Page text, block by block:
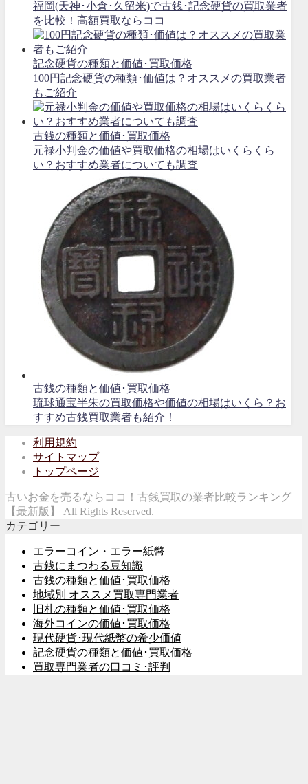
福岡(天神･小倉･久留米)で古銭･記念硬貨の買取業者
を比較！高額買取ならココ
記念硬貨の種類と価値･買取価格
100円記念硬貨の種類･価値は？オススメの買取業者
もご紹介
古銭の種類と価値･買取価格
元禄小判金の価値や買取価格の相場はいくらくら
い？おすすめ業者についても調査
古銭の種類と価値･買取価格
琉球通宝半朱の買取価格や価値の相場はいくら？お
すすめ古銭買取業者も紹介！
利用規約
サイトマップ
トップページ
古いお金を売るならココ！古銭買取の業者比較ランキング
【最新版】 All Rights Reserved.
カテゴリー
エラーコイン・エラー紙幣
古銭にまつわる豆知識
古銭の種類と価値･買取価格
地域別 オススメ買取専門業者
旧札の種類と価値･買取価格
海外コインの価値･買取価格
現代硬貨･現代紙幣の希少価値
記念硬貨の種類と価値･買取価格
買取専門業者の口コミ･評判